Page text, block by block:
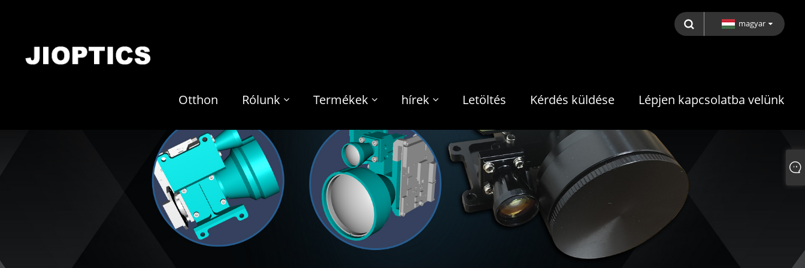
magyar
Otthon Rólunk Termékek hírek Letöltés Kérdés küldése Lépjen kapcsolatba velünk